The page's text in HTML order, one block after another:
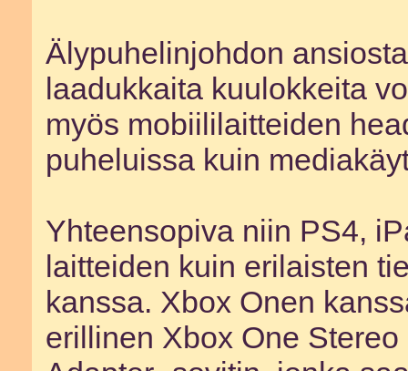
Älypuhelinjohdon ansiosta
laadukkaita kuulokkeita
myös mobiililaitteiden
puheluissa kuin
Yhteensopiva niin PS4,
laitteiden kuin erilaisten
kanssa. Xbox Onen
erillinen Xbox One